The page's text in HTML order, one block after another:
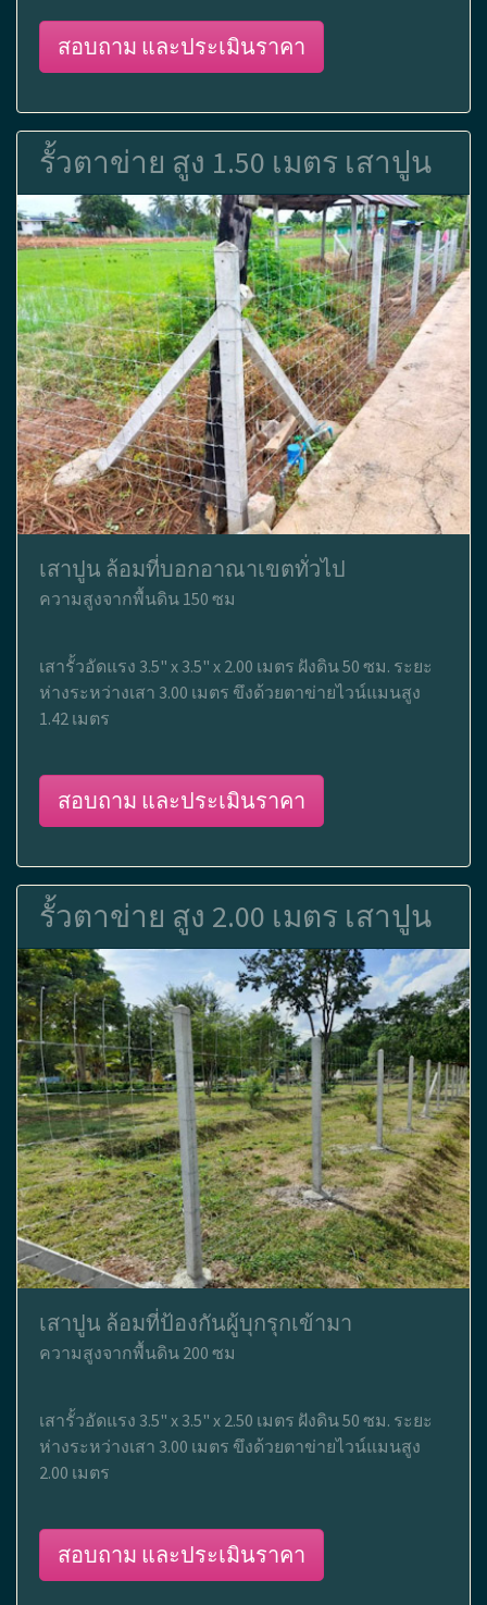
สอบถาม และประเมินราคา
รั้วตาข่าย สูง 1.50 เมตร เสาปูน
เสาปูน ล้อมที่บอกอาณาเขตทั่วไป
ความสูงจากพื้นดิน 150 ซม
เสารั้วอัดแรง 3.5" x 3.5" x 2.00 เมตร ฝังดิน 50 ซม. ระยะ
ห่างระหว่างเสา 3.00 เมตร ขึงด้วยตาข่ายไวน์แมนสูง
1.42 เมตร
สอบถาม และประเมินราคา
รั้วตาข่าย สูง 2.00 เมตร เสาปูน
เสาปูน ล้อมที่ป้องกันผู้บุกรุกเข้ามา
ความสูงจากพื้นดิน 200 ซม
เสารั้วอัดแรง 3.5" x 3.5" x 2.50 เมตร ฝังดิน 50 ซม. ระยะ
ห่างระหว่างเสา 3.00 เมตร ขึงด้วยตาข่ายไวน์แมนสูง
2.00 เมตร
สอบถาม และประเมินราคา